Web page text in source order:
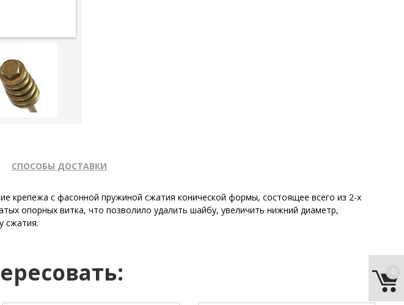
СПОСОБЫ ДОСТАВКИ
крепежа с фасонной пружиной сжатия конической формы, состоящее всего из 2-х
опорных витка, что позволило удалить шайбу, увеличить нижний диаметр,
сжатия.
0